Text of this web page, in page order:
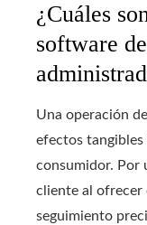
¿Cuáles
software
Una operación
efectos tangibles
consumidor. Por
cliente al ofrecer
seguimiento